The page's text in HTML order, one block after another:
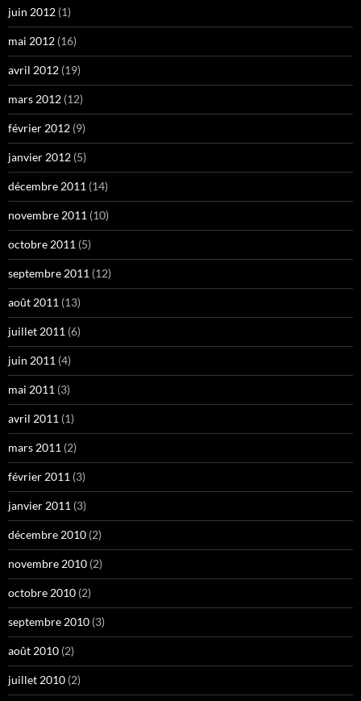
juin 2012 (1)
mai 2012 (16)
avril 2012 (19)
mars 2012 (12)
février 2012 (9)
janvier 2012 (5)
décembre 2011 (14)
novembre 2011 (10)
octobre 2011 (5)
septembre 2011 (12)
août 2011 (13)
juillet 2011 (6)
juin 2011 (4)
mai 2011 (3)
avril 2011 (1)
mars 2011 (2)
février 2011 (3)
janvier 2011 (3)
décembre 2010 (2)
novembre 2010 (2)
octobre 2010 (2)
septembre 2010 (3)
août 2010 (2)
juillet 2010 (2)